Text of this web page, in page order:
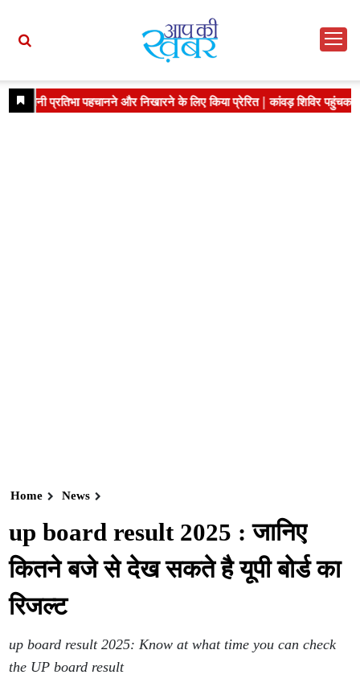
Home News
up board result 2025 : जानिए
कितने बजे से देख सकते है यूपी बोर्ड का
रिजल्ट
up board result 2025: Know at what time you can check
the UP board result